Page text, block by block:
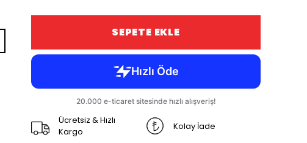
SEPETE EKLE
Ücretsiz & Hızlı
Kargo
Kolay İade